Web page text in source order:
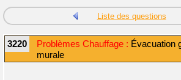
Liste des questions
3220 Problèmes Chauffage : Évacuation
murale